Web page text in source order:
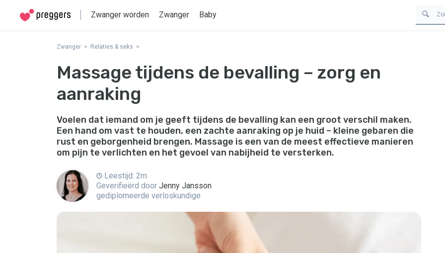
Zwanger worden Zwanger Baby
Zwanger Relaties & seks
Massage tijdens de bevalling – zorg en
aanraking
Voelen dat iemand om je geeft tijdens de bevalling kan een groot verschil maken.
Een hand om vast te houden, een zachte aanraking op je huid – kleine gebaren die
rust en geborgenheid brengen. Massage is een van de meest effectieve manieren
om pijn te verlichten en het gevoel van nabijheid te versterken.
Leestijd: 2m
Geverifieërd door Jenny Jansson
gediplomeerde verloskundige